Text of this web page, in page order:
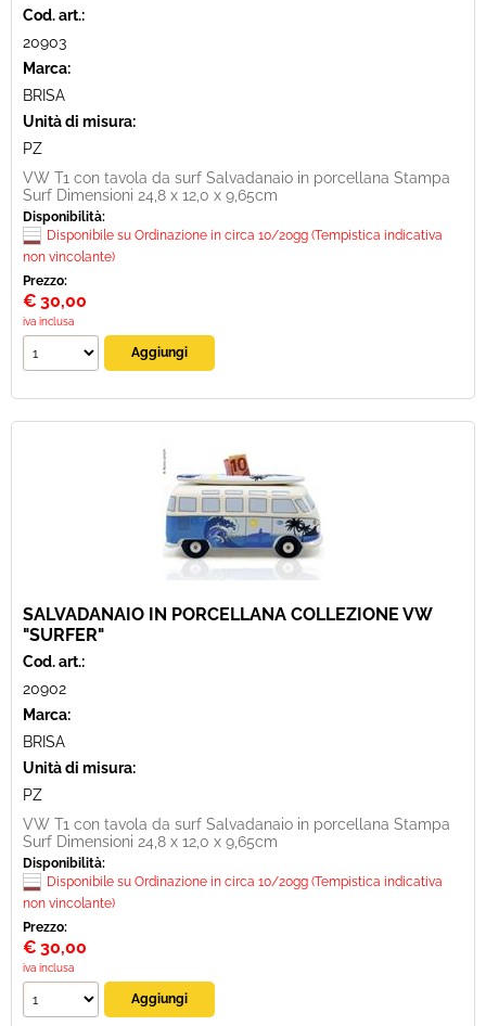
Cod. art.:
20903
Marca:
BRISA
Unità di misura:
PZ
VW T1 con tavola da surf Salvadanaio in porcellana Stampa
Surf Dimensioni 24,8 x 12,0 x 9,65cm
Disponibilità:
Disponibile su Ordinazione in circa 10/20gg (Tempistica indicativa
non vincolante)
Prezzo:
€ 30,00
iva inclusa
SALVADANAIO IN PORCELLANA COLLEZIONE VW
"SURFER"
Cod. art.:
20902
Marca:
BRISA
Unità di misura:
PZ
VW T1 con tavola da surf Salvadanaio in porcellana Stampa
Surf Dimensioni 24,8 x 12,0 x 9,65cm
Disponibilità:
Disponibile su Ordinazione in circa 10/20gg (Tempistica indicativa
non vincolante)
Prezzo:
€ 30,00
iva inclusa